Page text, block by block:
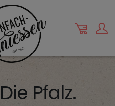
Pfalz.